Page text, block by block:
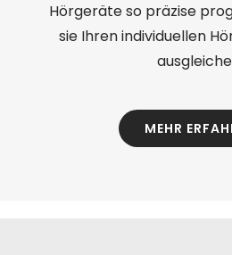
Hörgeräte so präzise
sie Ihren individuellen
MEHR